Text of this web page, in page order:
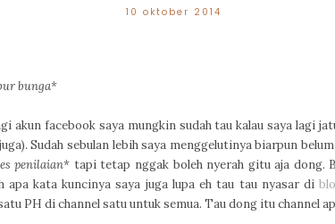
10 oktober 2014
bunga*
akun facebook saya mungkin sudah tau kalau saya lagi
Sudah sebulan lebih saya menggelutinya biarpun
penilaian* tapi tetap nggak boleh nyerah gitu aja dong.
apa kata kuncinya saya juga lupa eh tau tau nyasar di
PH di channel satu untuk semua. Tau dong itu channel